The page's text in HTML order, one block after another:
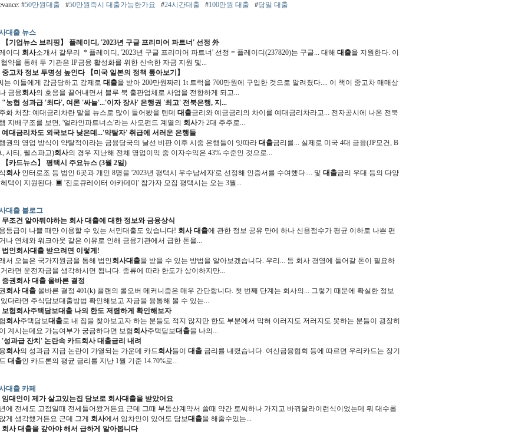
#50만원대출 #50만원즉시 대출가능한가요 #24시간대출 #100만원 대출 #당일 대출
대출 뉴스
【기업뉴스 브리핑】 플레이디, '2023년 구글 프리미어 파트너' 선정 外
이디 회사소개서 갈무리 * 플레이디, '2023년 구글 프리미어 파트너' 선정 = 플레이디(237820)는 구글... 대해 대출을 지원한다. 이
약을 통해 두 기관은 IP금융 활성화를 위한 신속한 자금 지원 및...
중고차 정보 투명성 높인다 【미국 일본의 정책 톺아보기】
는 이들에게 감금당하고 강제로 대출을 받아 200만원짜리 1t 트럭을 700만원에 구입한 것으로 알려졌다.... 이 책이 중고차 매매상
금융회사의 호응을 끌어내면서 블루 북 출판업체로 사업을 전향하게 되고...
"농협 성과급 '최다', 여론 '싸늘'...'이자 장사' 은행권 '최고' 전북은행, 지...
화 처장: 예대금리차란 말을 뉴스로 많이 들어봤을 텐데 대출금리와 예금금리의 차이를 예대금리차라고... 전자공시에 나온 전북
지배구조를 보면, '얼라인파트너스'라는 사모펀드 계열의 회사가 2대 주주로...
예대금리차도 외국보다 낮은데...'약탈자' 취급에 서러운 은행들
권의 영업 방식이 약탈적이라는 금융당국의 날선 비판 이후 시중 은행들이 잇따라 대출금리를... 실제로 미국 4대 금융(JP모건, B
시티, 웰스파고)회사의 경우 지난해 전체 영업이익 중 이자수익은 43% 수준인 것으로...
【카드뉴스】 평택시 주요뉴스 (3월 2일)
회사인터로조 등 법인 6곳과 개인 8명을 '2023년 평택시 우수납세자'로 선정해 인증서를 수여했다.... 및 대출금리 우대 등의 다양
택이 지원된다. ▣ '진로큐레이터 아카데미' 참가자 모집 평택시는 오는 3월...
대출 블로그
무조건 알아둬야하는 회사 대출에 대한 정보와 금융상식
등급이 나쁠 때만 이용할 수 있는 서민대출도 있습니다! 회사 대출에 관한 정보 공유 만에 하나 신용점수가 평균 이하로 나쁜 편
나 연체와 워크아웃 같은 이유로 인해 금융기관에서 급한 돈을...
법인회사대출받으려면 이렇게!
서 오늘은 국가지원금을 통해 법인회사대출을 받을 수 있는 방법을 알아보겠습니다. 우리... 등 회사 경영에 들어갈 돈이 필요하
라면 운전자금을 생각하시면 됩니다. 종류에 따라 한도가 상이하지만...
증권회사 대출올바른 결정
회사 대출올바른 결정 401(k) 플랜의 롤오버 메커니즘은 매우 간단합니다. 첫 번째 단계는 회사의... 그렇기 때문에 확실한 정보
다라면 주식담보대출방법 확인해보고 자금을 융통해 볼 수 있는...
보험 회사주택담보대출나의 한도 저렴하게 확인해보자
회사주택담보대출로 내 집을 찾아보고자 하는 분들도 적지 않지만 한도 부분에서 막혀 이러지도 저러지도 못하는 분들이 굉장히
계시는데요 가능여부가 궁금하다면 보험 회사주택담보대출을 나의...
'성과급 잔치' 논란속 카드회사 대출금리 내려
회사의 성과급 지급 논란이 가열되는 가운데 카드회사들이 대출금리를 내렸습니다. 여신금융협회 등에 따르면 우리카드는 장기
대출인 카드론의 평균 금리를 지난 1월 기준 14.70%로...
대출 카페
임대인이 제가 살고있는집 담보로 회사대출을 받았어요
에 전세도 고점일때 전세들어왔거든요 근데 그때 부동산계약서 쓸때 약간 토씨하나 가지고 바꿔달라이런식이었는데 뭐 대수롭
게 생각했거든요 근데 그게 회사에서 임차인이 있어도 담보대출을 해줄수있는...
회사 대출을 갚아야 해서 급하게 알아봅니다